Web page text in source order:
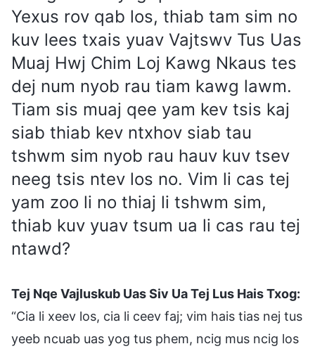
Yexus rov qab los, thiab tam sim no
kuv lees txais yuav Vajtswv Tus Uas
Muaj Hwj Chim Loj Kawg Nkaus tes
dej num nyob rau tiam kawg lawm.
Tiam sis muaj qee yam kev tsis kaj
siab thiab kev ntxhov siab tau
tshwm sim nyob rau hauv kuv tsev
neeg tsis ntev los no. Vim li cas tej
yam zoo li no thiaj li tshwm sim,
thiab kuv yuav tsum ua li cas rau tej
ntawd?
Tej Nqe Vajluskub Uas Siv Ua Tej Lus Hais Txog:
“Cia li xeev los, cia li ceev faj; vim hais tias nej tus
yeeb ncuab uas yog tus phem, ncig mus ncig los